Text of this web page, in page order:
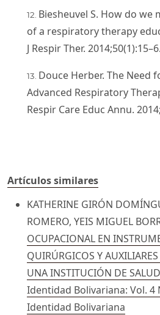
Biesheuvel S. How do we
of a respiratory therapy
J Respir Ther. 2014;50(1):15–6.
Douce Herber. The Need
Advanced Respiratory
Respir Care Educ Annu.
Artículos similares
KATHERINE GIRÓN
ROMERO, YEIS MIGUEL
OCUPACIONAL EN
QUIRÚRGICOS Y
UNA INSTITUCIÓN DE
Identidad Bolivariana: Vol. 4
Identidad Bolivariana